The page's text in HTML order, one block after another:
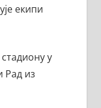
екипи
у
Рад из